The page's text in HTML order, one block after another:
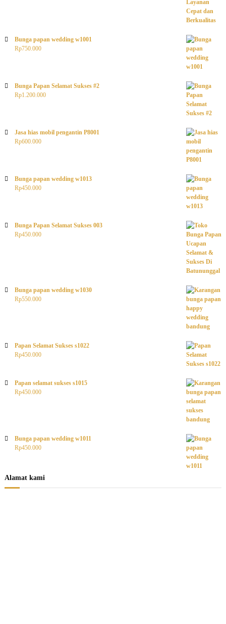
Bunga papan wedding w1001
Rp750.000
Bunga Papan Selamat Sukses #2
Rp1.200.000
Jasa hias mobil pengantin P8001
Rp600.000
Bunga papan wedding w1013
Rp450.000
Bunga Papan Selamat Sukses 003
Rp450.000
Bunga papan wedding w1030
Rp550.000
Papan Selamat Sukses s1022
Rp450.000
Papan selamat sukses s1015
Rp450.000
Bunga papan wedding w1011
Rp450.000
Alamat kami